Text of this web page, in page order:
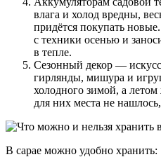
влага и холод вредны,
придётся покупать
с техники осенью и
в тепле.
Сезонный декор —
гирлянды, мишура и
холодного зимой, а
для них места не
В сарае можно удобно хранить: